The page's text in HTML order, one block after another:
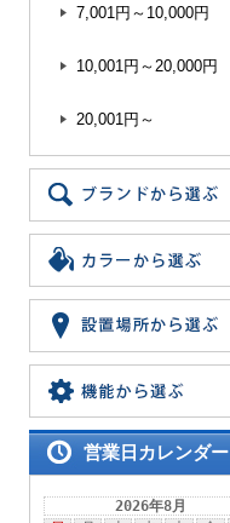
7,001円～10,000円
10,001円～20,000円
20,001円～
営業日カレンダー